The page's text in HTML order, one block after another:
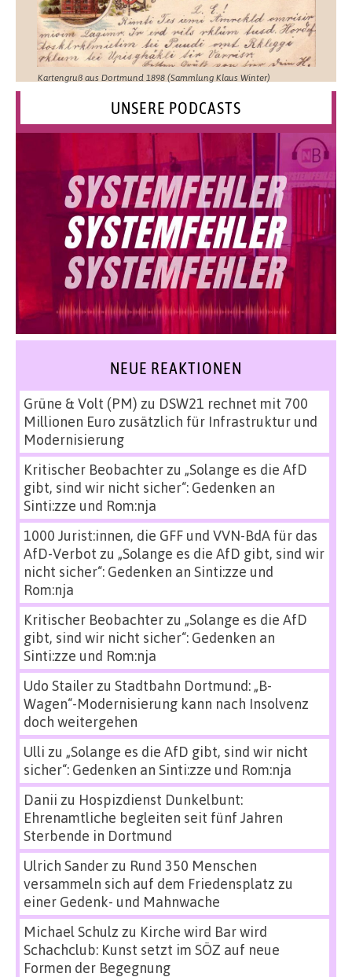
Kartengruß aus Dortmund 1898 (Sammlung Klaus Winter)
UNSERE PODCASTS
NEUE REAKTIONEN
Grüne & Volt (PM) zu DSW21 rechnet mit 700
Millionen Euro zusätzlich für Infrastruktur und
Modernisierung
Kritischer Beobachterzu „Solange es die AfD
gibt, sind wir nicht sicher“: Gedenken an
Sinti:zze und Rom:nja
1000 Jurist:innen, die GFF und VVN-BdA für das
AfD-Verbot zu „Solange es die AfD gibt, sind wir
nicht sicher“: Gedenken an Sinti:zze und
Rom:nja
Kritischer Beobachterzu „Solange es die AfD
gibt, sind wir nicht sicher“: Gedenken an
Sinti:zze und Rom:nja
Udo Stailerzu Stadtbahn Dortmund: „B-
Wagen“-Modernisierung kann nach Insolvenz
doch weitergehen
Ulli zu „Solange es die AfD gibt, sind wir nicht
sicher“: Gedenken an Sinti:zze und Rom:nja
Danii zu Hospizdienst Dunkelbunt:
Ehrenamtliche begleiten seit fünf Jahren
Sterbende in Dortmund
Ulrich Sanderzu Rund 350 Menschen
versammeln sich auf dem Friedensplatz zu
einer Gedenk- und Mahnwache
Michael Schulz zu Kirche wird Bar wird
Schachclub: Kunst setzt im SÖZ auf neue
Formen der Begegnung